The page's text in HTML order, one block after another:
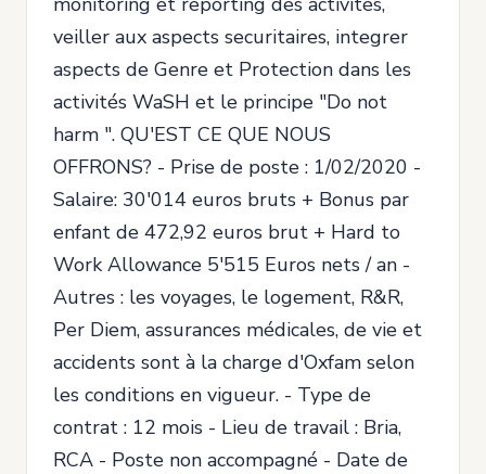
veiller aux aspects securitaires, integrer
aspects de Genre et Protection dans les
activités WaSH et le principe "Do not
harm ". QU'EST CE QUE NOUS
OFFRONS? - Prise de poste : 1/02/2020 -
Salaire: 30'014 euros bruts + Bonus par
enfant de 472,92 euros brut + Hard to
Work Allowance 5'515 Euros nets / an -
Autres : les voyages, le logement, R&R,
Per Diem, assurances médicales, de vie et
accidents sont à la charge d'Oxfam selon
les conditions en vigueur. - Type de
contrat : 12 mois - Lieu de travail : Bria,
RCA - Poste non accompagné - Date de